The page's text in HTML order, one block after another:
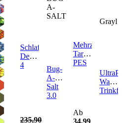
Schlafsack
Defence
4
235,90
A-
SALT
Bug-
A-
Salt
3.0
Mehrzweckplane
Tarp
PES
Ab
34,99
Grayl